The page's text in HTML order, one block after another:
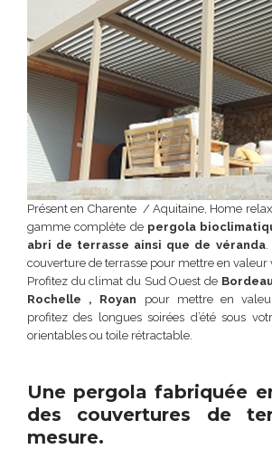
Présent en Charente / Aquitaine, Home
gamme complète de pergola
abri de terrasse ainsi que de véranda.
couverture de terrasse pour mettre en valeur
Profitez du climat du Sud Ouest de
Rochelle , Royan pour mettre en
profitez des longues soirées d’été sous
orientables ou toile rétractable.
Une pergola fabriquée
des couvertures de
mesure.